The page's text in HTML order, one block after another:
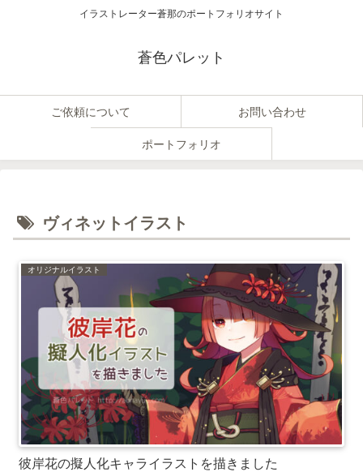
イラストレーター蒼那のポートフォリオサイト
蒼色パレット
ご依頼について お問い合わせ
ポートフォリオ
ヴィネットイラスト
オリジナルイラスト
彼岸花の擬人化キャライラストを描きました